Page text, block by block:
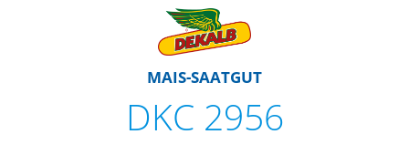
MAIS-SAATGUT
DKC 2956